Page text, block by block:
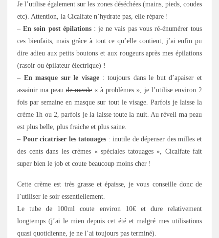
Je l’utilise également sur les zones déséchées (mains, pieds, coudes
etc). Attention, la Cicalfate n’hydrate pas, elle répare !
–En soin post épilations: je ne vais pas vous ré-énumérer tous
ces bienfaits, mais grâce à tout ce qu’elle contient, j’ai enfin pu
dire adieu aux petits boutons et aux rougeurs après mes épilations
(rasoir ou épilateur électrique) !
– En masque sur le visage: toujours dans le but d’apaiser et
assainir ma peau de merde « à problèmes », je l’utilise environ 2
fois par semaine en masque sur tout le visage. Parfois je laisse la
crème 1h ou 2, parfois je la laisse toute la nuit. Au réveil ma peau
est plus belle, plus fraiche et plus saine.
– Pour cicatriser les tatouages : inutile de dépenser des milles et
des cents dans les crèmes « spéciales tatouages », Cicalfate fait
super bien le job et coute beaucoup moins cher !
Cette crème est très grasse et épaisse, je vous conseille donc de
l’utiliser le soir essentiellement.
Le tube de 100ml coute environ 10€ et dure relativement
longtemps (j’ai le mien depuis cet été et malgré mes utilisations
quasi quotidienne, je ne l’ai toujours pas terminé).